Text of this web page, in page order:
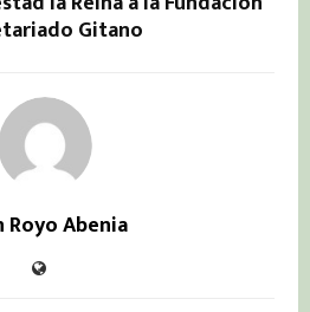
Gitano
Royo Abenia